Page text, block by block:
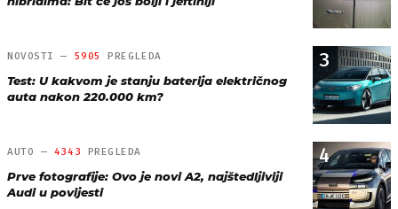
3
NOVOSTI — 5905 PREGLEDA
Test: U kakvom je stanju baterija električnog
auta nakon 220.000 km?
4
AUTO — 4343 PREGLEDA
Prve fotografije: Ovo je novi A2, najštedljiviji
Audi u povijesti